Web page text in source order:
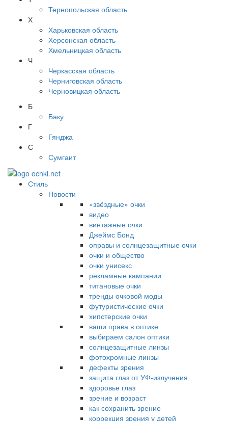
Тернопольская область
Х
Харьковская область
Херсонская область
Хмельницкая область
Ч
Черкасская область
Черниговская область
Черновицкая область
Б
Баку
Г
Гянджа
С
Сумгаит
Стиль
Новости
«звёздные» очки
видео
винтажные очки
Джеймс Бонд
оправы и солнцезащитные очки
очки и общество
очки унисекс
рекламные кампании
титановые очки
тренды очковой моды
футуристические очки
хипстерские очки
ваши права в оптике
выбираем салон оптики
солнцезащитные линзы
фотохромные линзы
дефекты зрения
защита глаз от УФ-излучения
здоровье глаз
зрение и возраст
как сохранить зрение
коррекция зрения у детей